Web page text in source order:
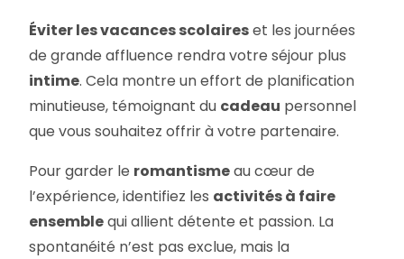
Éviter les vacances scolaireset les journées
de grande affluence rendra votre séjour plus
intime. Cela montre un effort de planification
minutieuse, témoignant du cadeau personnel
que vous souhaitez offrir à votre partenaire.
Pour garder le romantismeau cœur de
l’expérience, identifiez les activités à faire
ensemblequi allient détente et passion. La
spontanéité n’est pas exclue, mais la